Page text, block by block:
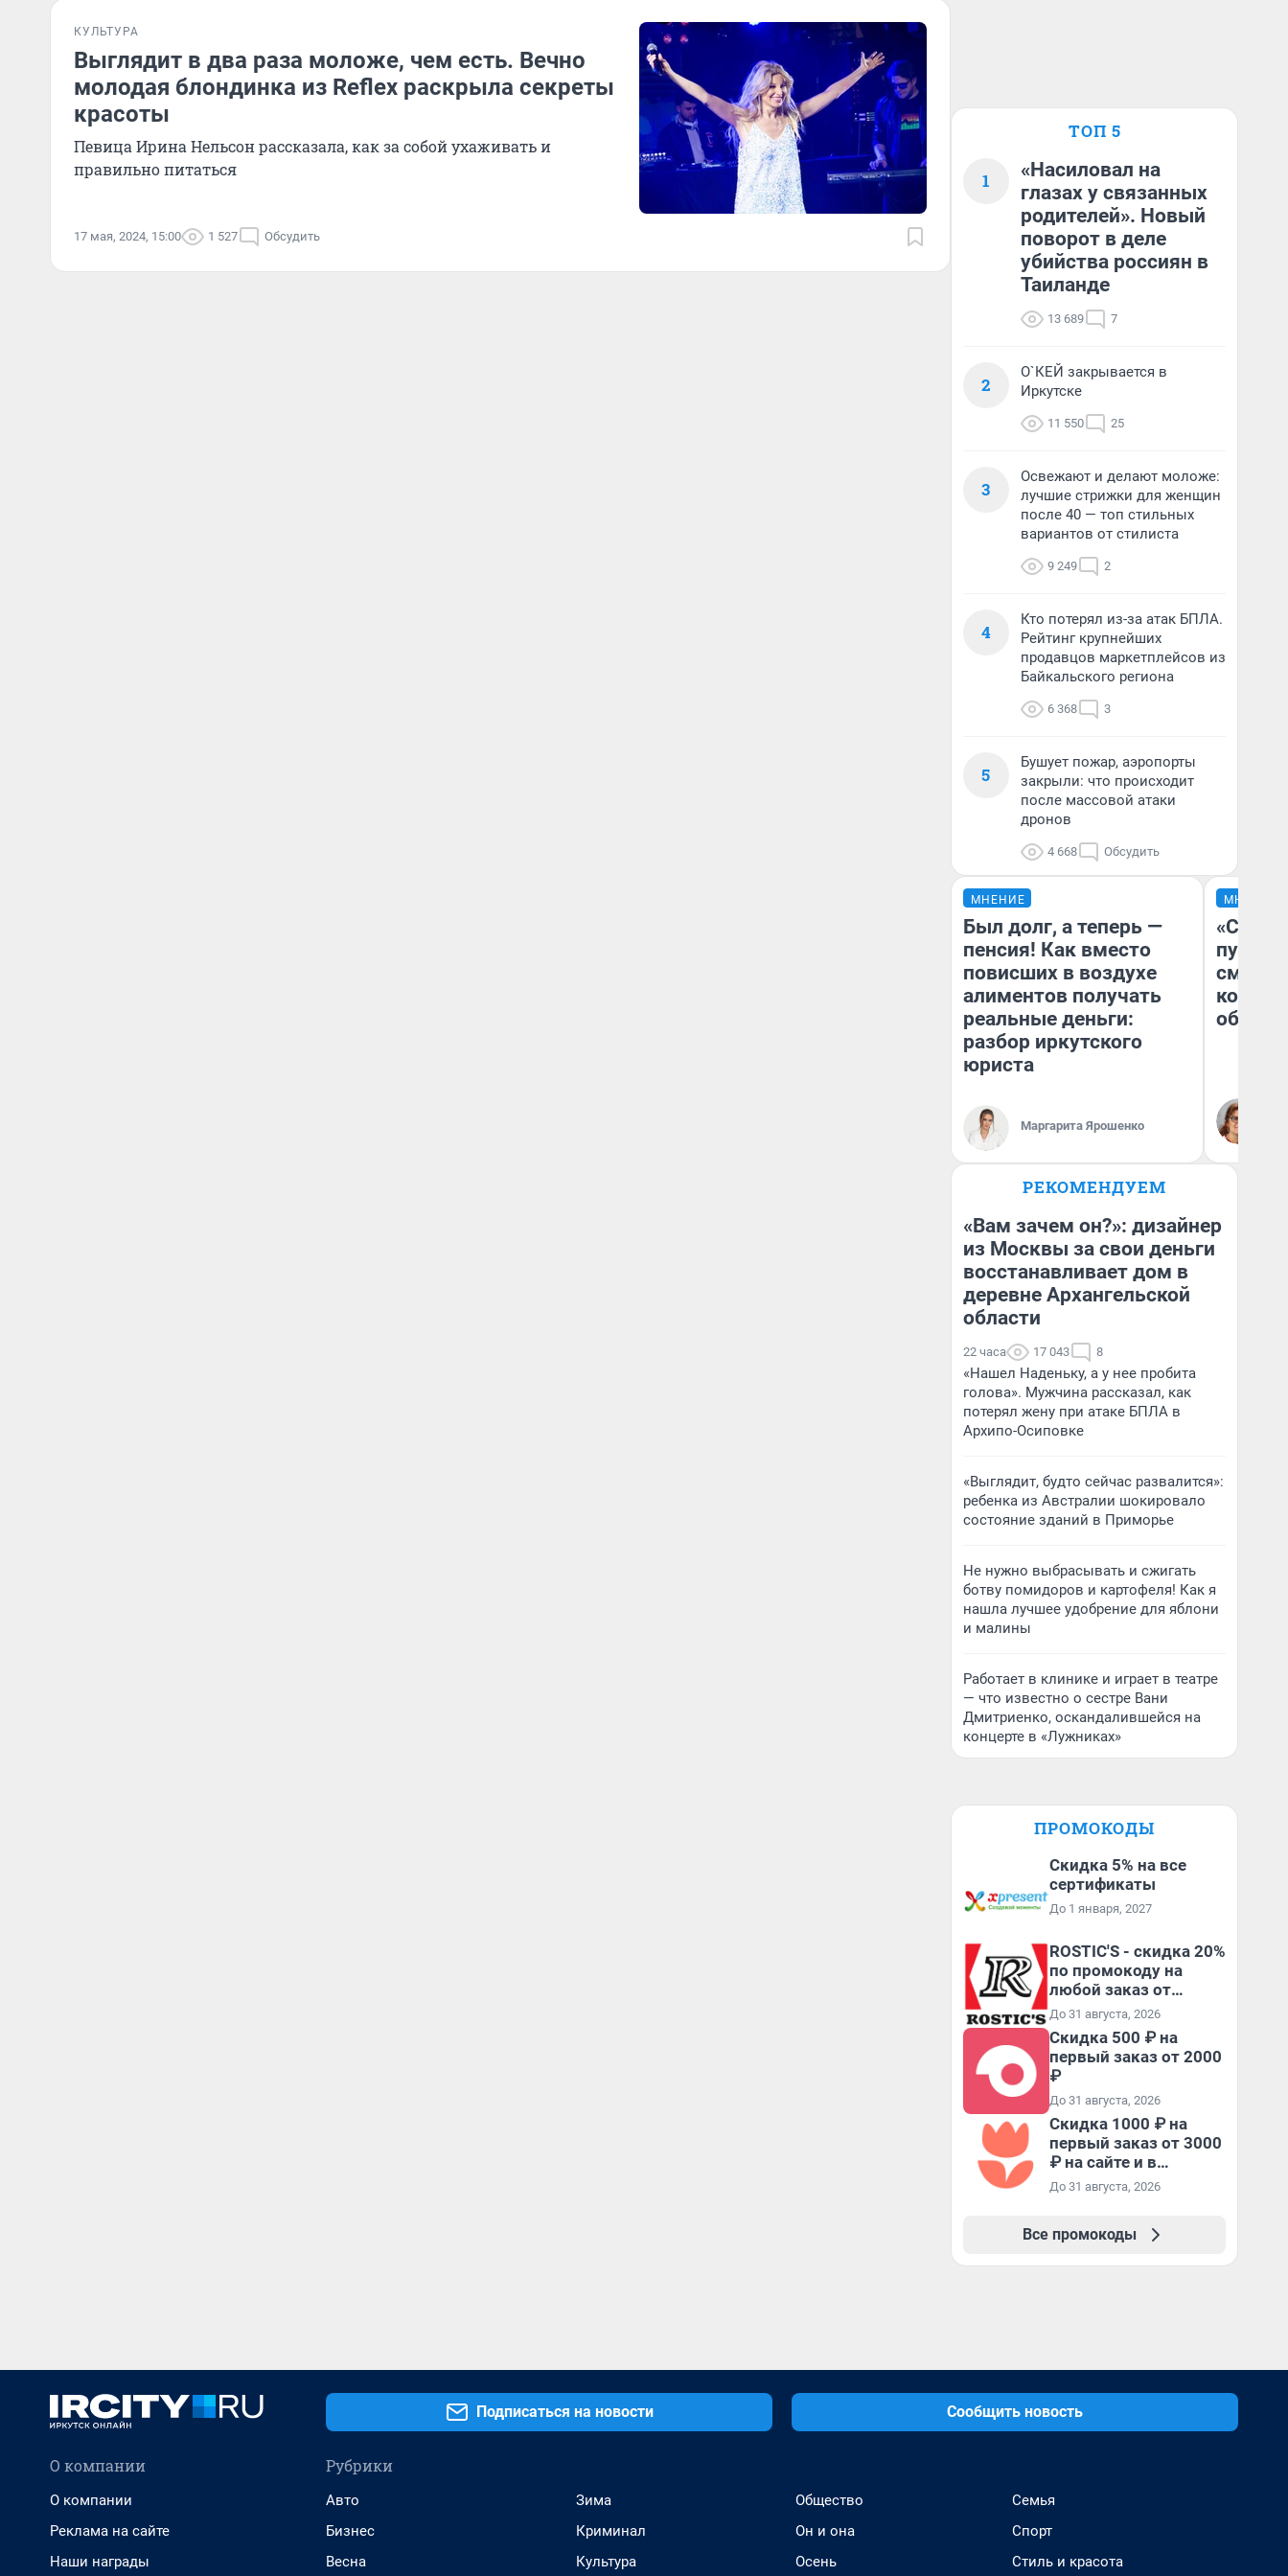
КУЛЬТУРА
Выглядит в два раза моложе, чем есть. Вечно
молодая блондинка из Reflex раскрыла секреты
красоты
Певица Ирина Нельсон рассказала, как за собой ухаживать и
правильно питаться
17 мая, 2024, 15:00 1 527 Обсудить
ТОП 5
1
«Насиловал на
глазах у связанных
родителей». Новый
поворот в деле
убийства россиян в
Таиланде
13 689 7
2
О`КЕЙ закрывается в
Иркутске
11 550 25
3
Освежают и делают моложе:
лучшие стрижки для женщин
после 40 — топ стильных
вариантов от стилиста
9 249 2
4
Кто потерял из-за атак БПЛА.
Рейтинг крупнейших
продавцов маркетплейсов из
Байкальского региона
6 368 3
5
Бушует пожар, аэропорты
закрыли: что происходит
после массовой атаки
дронов
4 668 Обсудить
МНЕНИЕ
Был долг, а теперь —
пенсия! Как вместо
повисших в воздухе
алиментов получать
реальные деньги:
разбор иркутского
юриста
Маргарита Ярошенко
МНЕНИЕ
РЕКОМЕНДУЕМ
«Вам зачем он?»: дизайнер
из Москвы за свои деньги
восстанавливает дом в
деревне Архангельской
области
22 часа 17 043 8
«Нашел Наденьку, а у нее пробита
голова». Мужчина рассказал, как
потерял жену при атаке БПЛА в
Архипо-Осиповке
«Выглядит, будто сейчас развалится»:
ребенка из Австралии шокировало
состояние зданий в Приморье
Не нужно выбрасывать и сжигать
ботву помидоров и картофеля! Как я
нашла лучшее удобрение для яблони
и малины
Работает в клинике и играет в театре
— что известно о сестре Вани
Дмитриенко, оскандалившейся на
концерте в «Лужниках»
ПРОМОКОДЫ
Скидка 5% на все
сертификаты
До 1 января, 2027
ROSTIC'S - скидка 20%
по промокоду на
любой заказ от
3199₽!
До 31 августа, 2026
Скидка 500 ₽ на
первый заказ от 2000
₽
До 31 августа, 2026
Скидка 1000 ₽ на
первый заказ от 3000
₽ на сайте и в
приложении
До 31 августа, 2026
Все промокоды
Подписаться на новости Сообщить новость
О компании
О компании
Реклама на сайте
Наши награды
Рубрики
Авто
Бизнес
Весна
Зима
Криминал
Культура
Общество
Он и она
Осень
Семья
Спорт
Стиль и красота